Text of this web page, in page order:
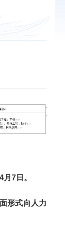
4月 7 日。
形式向人力